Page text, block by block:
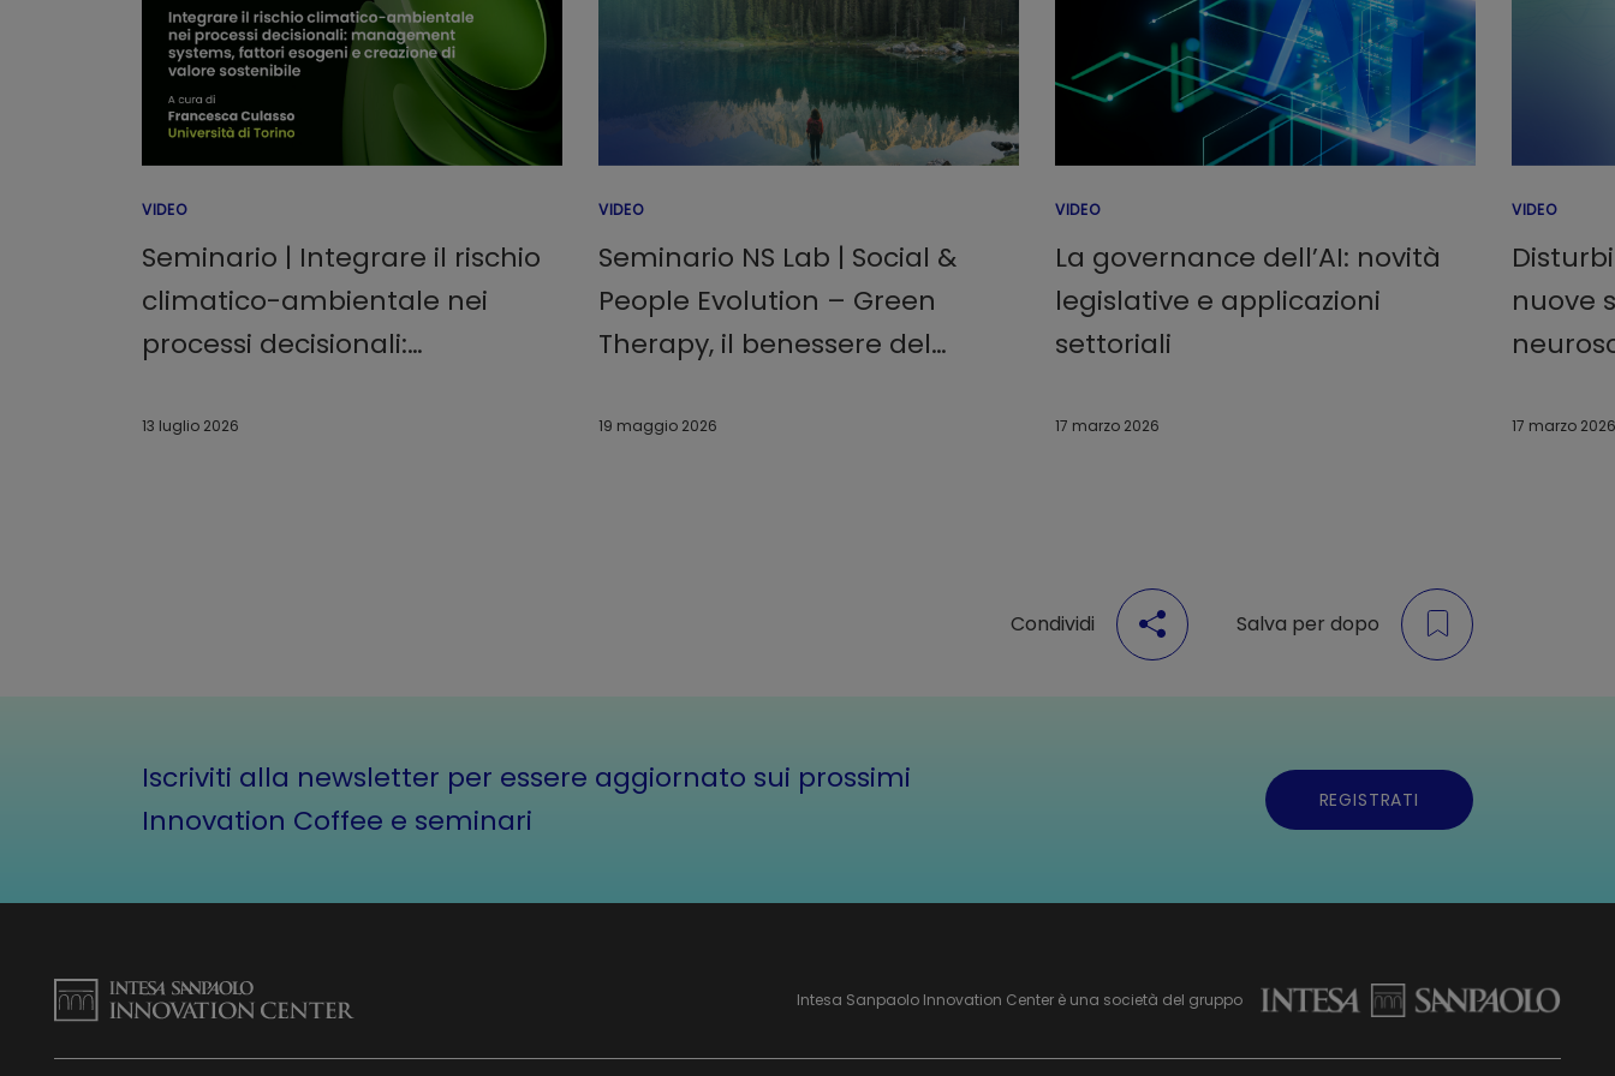
VIDEO
Seminario | Integrare il rischio
climatico-ambientale nei
processi decisionali:
esogeni e creazione di valore
13 luglio 2026
VIDEO
Seminario NS Lab | Social &
People Evolution – Green
Therapy, il benessere del
19 maggio 2026
VIDEO
La governance dell’AI: novità
legislative e applicazioni
settoriali
17 marzo 2026
VIDEO
nuove
17 marzo 2026
Condividi Salva per dopo
Iscriviti alla newsletter per essere aggiornato sui prossimi
Innovation Coffee e seminari
REGISTRATI
Intesa Sanpaolo Innovation Center è una società del gruppo